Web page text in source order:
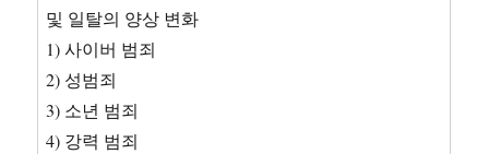
및 일탈의 양상 변화
1) 사이버 범죄
2) 성범죄
3) 소년 범죄
4) 강력 범죄